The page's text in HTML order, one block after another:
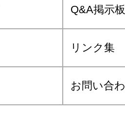
Q&A掲示板
リンク集
お問い合